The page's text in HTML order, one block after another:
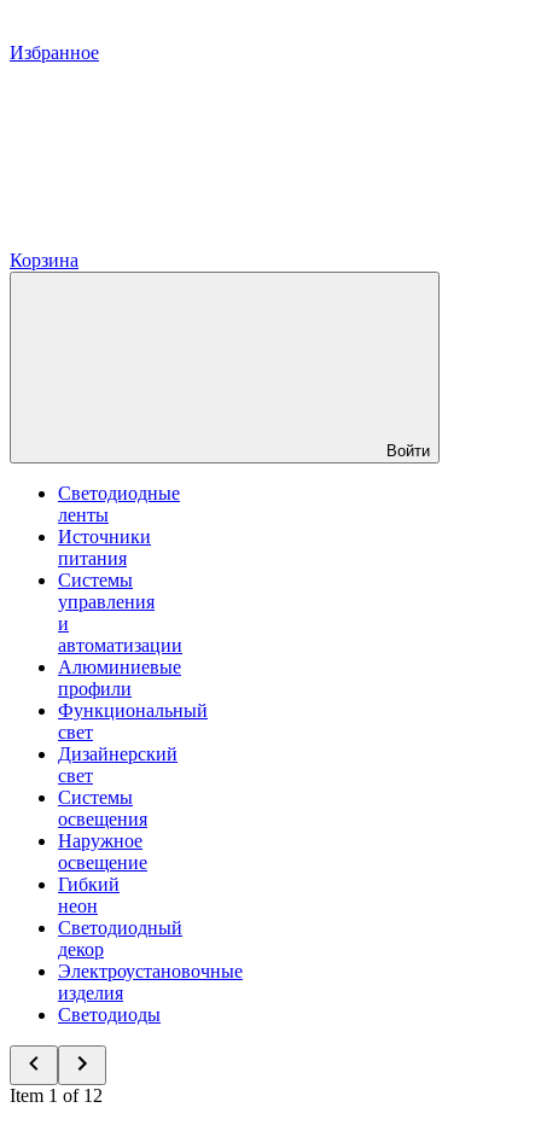
Избранное
Корзина
Войти
Светодиодные
ленты
Источники
питания
Системы
управления
и
автоматизации
Алюминиевые
профили
Функциональный
свет
Дизайнерский
свет
Системы
освещения
Наружное
освещение
Гибкий
неон
Светодиодный
декор
Электроустановочные
изделия
Светодиоды
Item 1 of 12